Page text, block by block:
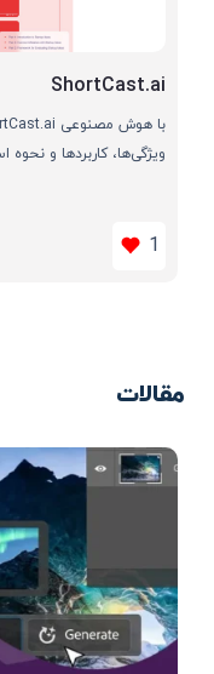
ShortCast.ai
ویژگی‌ها، کاربردها و نحوه
1
مقالات